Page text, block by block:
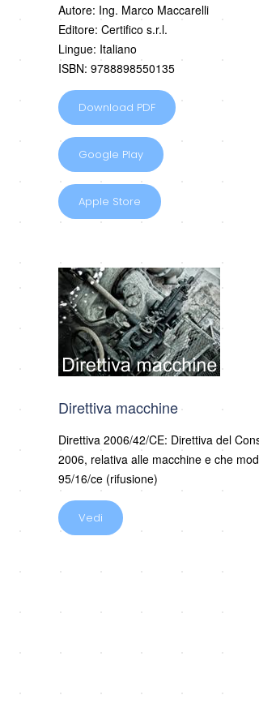
Autore: Ing. Marco Maccarelli
Editore: Certifico s.r.l.
Lingue: Italiano
ISBN: 9788898550135
Download PDF
Google Play
Apple Store
Direttiva macchine
Direttiva 2006/42/CE: Direttiva del
2006, relativa alle macchine e che
95/16/ce (rifusione)
Vedi